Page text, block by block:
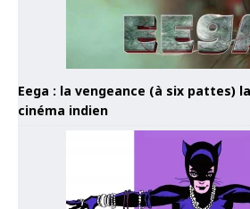
Eega : la vengeance (à six pattes)
cinéma indien